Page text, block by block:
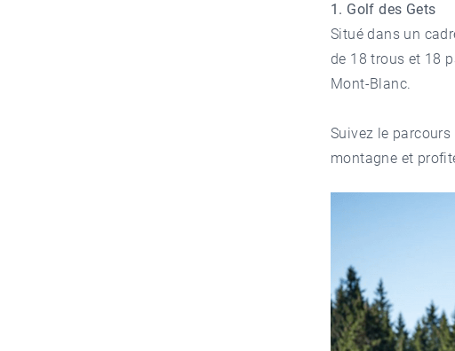
1. Golf des Gets
Situé dans un
de 18 trous et 18
Mont-Blanc.
Suivez le
montagne et